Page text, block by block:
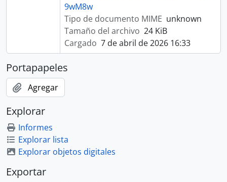
9wM8w
Tipo de documento MIME unknown
Tamaño del archivo 24 KiB
Cargado 7 de abril de 2026 16:33
Portapapeles
Agregar
Explorar
Informes
Explorar lista
Explorar objetos digitales
Exportar